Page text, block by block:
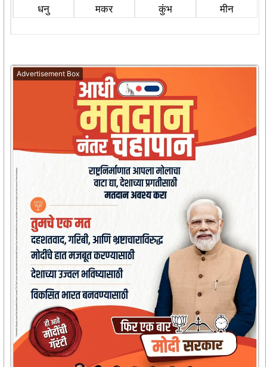
धनु मकर कुंभ मीन
Advertisement Box